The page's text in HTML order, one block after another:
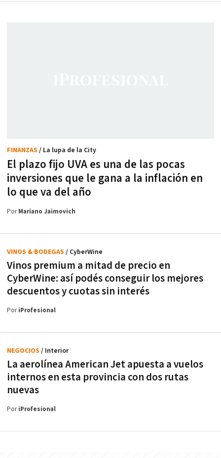
El plazo fijo UVA es una de las pocas
inversiones que le gana a la inflación en
lo que va del año
FINANZAS / La lupa de la City
PorMariano Jaimovich
Vinos premium a mitad de precio en
CyberWine: así podés conseguir los mejores
descuentos y cuotas sin interés
VINOS & BODEGAS / CyberWine
PoriProfesional
La aerolínea American Jet apuesta a vuelos
internos en esta provincia con dos rutas
nuevas
NEGOCIOS / Interior
PoriProfesional